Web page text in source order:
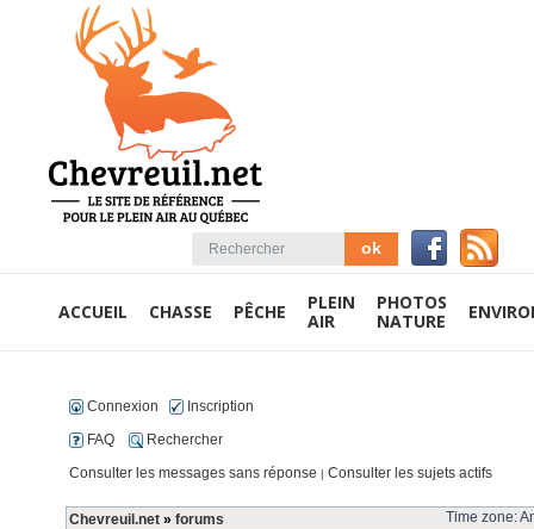
ACCUEIL CHASSE PÊCHE
PLEIN
AIR
PHOTOS
NATURE
Connexion
Inscription
FAQ
Rechercher
Consulter les messages sans réponse | Consulter les sujets actifs
Chevreuil.net » forums Time zone: